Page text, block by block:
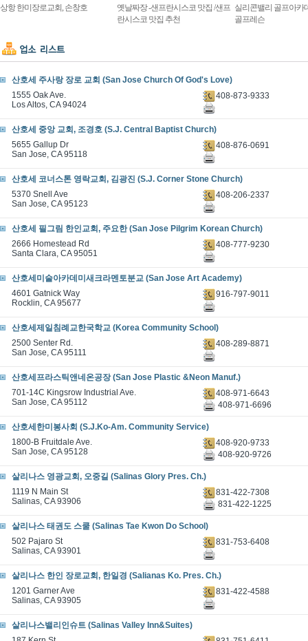
상항 한미장로교회, 손창호
옛날짜장 -샌프란시스코 맛집 /샌프
란시스코 맛집 추천
실리콘밸리 골프아카
골프레슨
산호세 주사랑 장로 교회 (San Jose Church Of God's Love)
1555 Oak Ave.
Los Altos, CA 94024
408-873-9333
산호세 중앙 교회, 조경호 (S.J. Central Baptist Church)
5655 Gallup Dr
San Jose, CA 95118
408-876-0691
산호세 코너스톤 영락교회, 김광진 (S.J. Corner Stone Church)
5370 Snell Ave
San Jose, CA 95123
408-206-2337
산호세 필그림 한인교회, 주요한 (San Jose Pilgrim Korean Church)
2666 Homestead Rd
Santa Clara, CA 95051
408-777-9230
산호세미술아카데미새크라멘토분교 (San Jose Art Academy)
4601 Gatnick Way
Rocklin, CA 95677
916-797-9011
산호세제일침례교한국학교 (Korea Community School)
2500 Senter Rd.
San Jose, CA 95111
408-289-8871
산호세프라스틱앤네온공장 (San Jose Plastic &Neon Manuf.)
701-14C Kingsrow Industrial Ave.
San Jose, CA 95112
408-971-6643
408-971-6696
산호세한미봉사회 (S.J.Ko-Am. Community Service)
1800-B Fruitdale Ave.
San Jose, CA 95128
408-920-9733
408-920-9726
살리나스 영광교회, 오중길 (Salinas Glory Pres. Ch.)
1119 N Main St
Salinas, CA 93906
831-422-7308
831-422-1225
살리나스 태권도 스쿨 (Salinas Tae Kwon Do School)
502 Pajaro St
Salinas, CA 93901
831-753-6408
살리나스 한인 장로교회, 한일경 (Salianas Ko. Pres. Ch.)
1201 Garner Ave
Salinas, CA 93905
831-422-4588
살리나스밸리인슈트 (Salinas Valley Inn&Suites)